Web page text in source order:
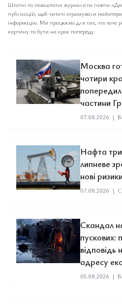
Штатні та позаштатні журналісти газети
публікацій, щоб читачі отримували
інформацію. Ми працюємо для тих, хто хоче
картину та бути на крок попереду.
Москва
чотири
частини
07.08.2026 |
Нафта
липневе
нові ризики
07.08.2026 |
Скандал
пускових:
відповідь
адресу
05.08.2026 |